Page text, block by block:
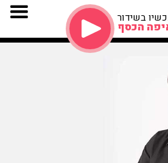
בשידור
הכסף